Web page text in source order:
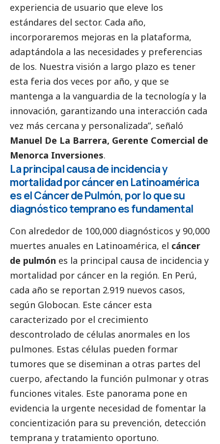
experiencia de usuario que eleve los
estándares del sector. Cada año,
incorporaremos mejoras en la plataforma,
adaptándola a las necesidades y preferencias
de los. Nuestra visión a largo plazo es tener
esta feria dos veces por año, y que se
mantenga a la vanguardia de la tecnología y la
innovación, garantizando una interacción cada
vez más cercana y personalizada”, señaló
Manuel De La Barrera, Gerente Comercial de
Menorca Inversiones.
La principal causa de incidencia y
mortalidad por cáncer en Latinoamérica
es el Cáncer de Pulmón, por lo que su
diagnóstico temprano es fundamental
Con alrededor de 100,000 diagnósticos y 90,000
muertes anuales en Latinoamérica, el cáncer
de pulmón es la principal causa de incidencia y
mortalidad por cáncer en la región. En Perú,
cada año se reportan 2.919 nuevos casos,
según Globocan. Este cáncer esta
caracterizado por el crecimiento
descontrolado de células anormales en los
pulmones. Estas células pueden formar
tumores que se diseminan a otras partes del
cuerpo, afectando la función pulmonar y otras
funciones vitales. Este panorama pone en
evidencia la urgente necesidad de fomentar la
concientización para su prevención, detección
temprana y tratamiento oportuno.